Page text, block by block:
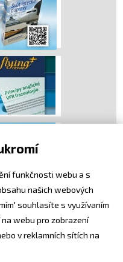
funkčnosti webu a s
našich webových
souhlasíte s využívaním
webu pro zobrazení
v reklamních sítích na